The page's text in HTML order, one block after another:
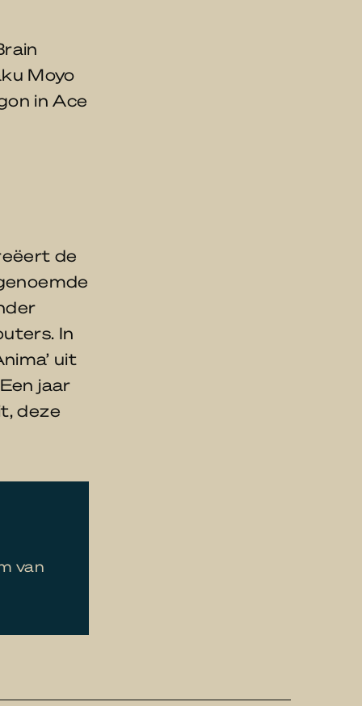
Moyo
in Ace
de
In
uit
jaar
deze
van